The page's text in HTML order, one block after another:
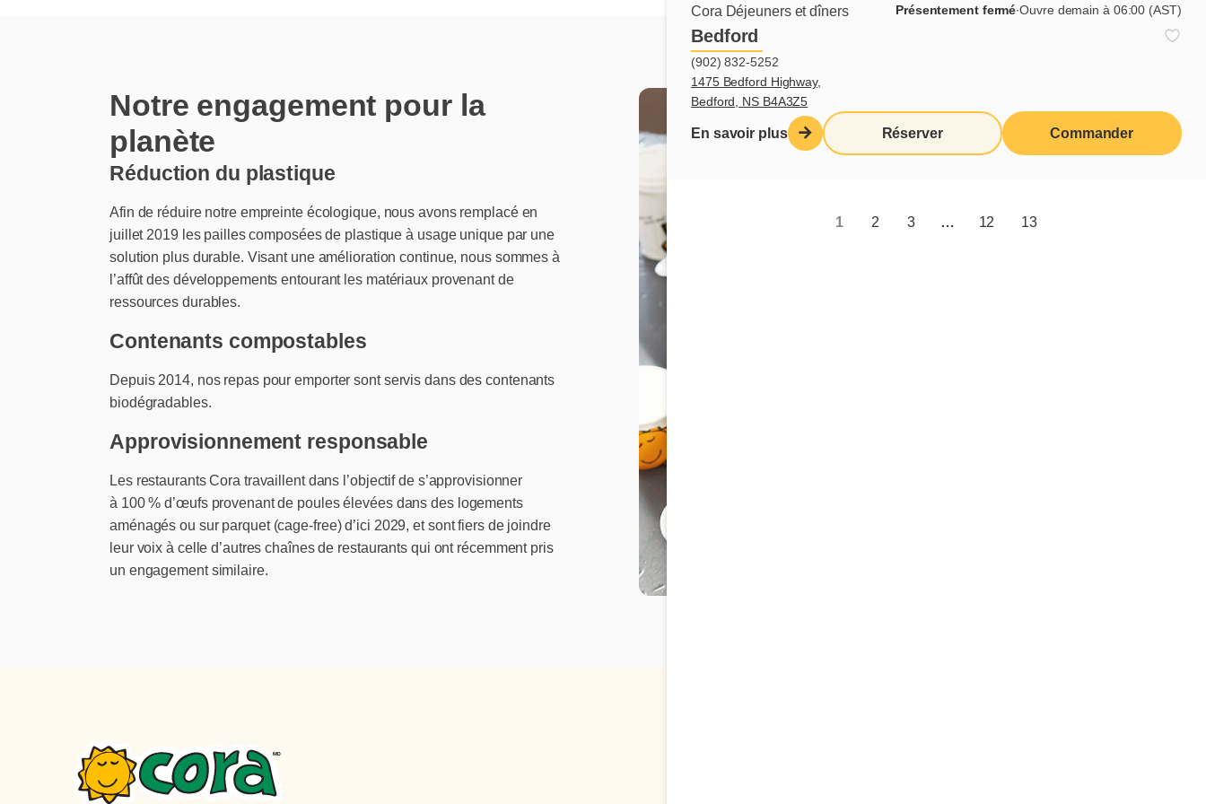
Cora Déjeuners et dîners Présentement fermé∙Ouvre demain à 06:00 (AST)
Bedford
(902) 832-5252
1475 Bedford Highway,
Bedford, NS B4A3Z5
En savoir plus Réserver Commander
1 2 3 … 12 13
Notre engagement pour la
planète
Réduction du plastique
Afin de réduire notre empreinte écologique, nous avons remplacé en
juillet 2019 les pailles composées de plastique à usage unique par une
solution plus durable. Visant une amélioration continue, nous sommes à
l’affût des développements entourant les matériaux provenant de
ressources durables.
Contenants compostables
Depuis 2014, nos repas pour emporter sont servis dans des contenants
biodégradables.
Approvisionnement responsable
Les restaurants Cora travaillent dans l’objectif de s’approvisionner
à 100 % d’œufs provenant de poules élevées dans des logements
aménagés ou sur parquet (cage-free) d’ici 2029, et sont fiers de joindre
leur voix à celle d’autres chaînes de restaurants qui ont récemment pris
un engagement similaire.